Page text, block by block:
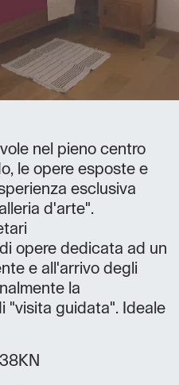
nel pieno centro
le opere esposte e
esclusiva
d'arte".
opere dedicata ad un
e all'arrivo degli
la
"visita guidata". Ideale